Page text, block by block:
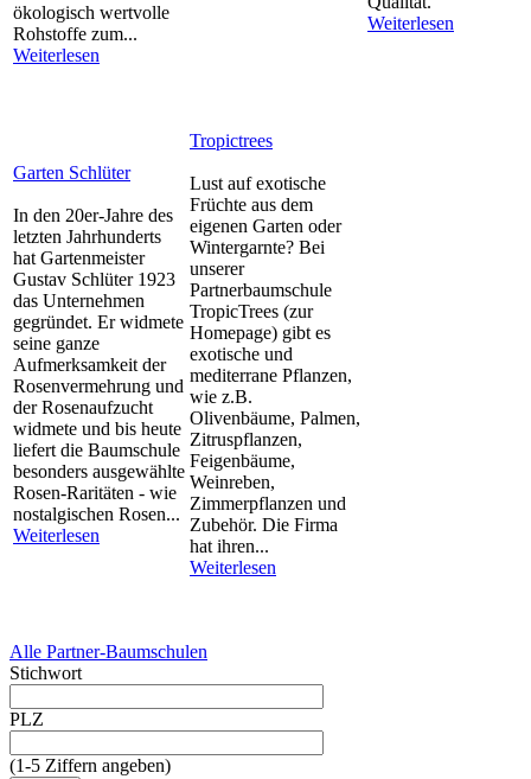
ökologisch wertvolle
Rohstoffe zum...
Weiterlesen
Weiterlesen
Garten Schlüter
In den 20er-Jahre des
letzten Jahrhunderts
hat Gartenmeister
Gustav Schlüter 1923
das Unternehmen
gegründet. Er widmete
seine ganze
Aufmerksamkeit der
Rosenvermehrung und
der Rosenaufzucht
widmete und bis heute
liefert die Baumschule
besonders ausgewählte
Rosen-Raritäten - wie
nostalgischen Rosen...
Weiterlesen
Tropictrees
Lust auf exotische
Früchte aus dem
eigenen Garten oder
Wintergarnte? Bei
unserer
Partnerbaumschule
TropicTrees (zur
Homepage) gibt es
exotische und
mediterrane Pflanzen,
wie z.B.
Olivenbäume, Palmen,
Zitruspflanzen,
Feigenbäume,
Weinreben,
Zimmerpflanzen und
Zubehör. Die Firma
hat ihren...
Weiterlesen
Alle Partner-Baumschulen
Stichwort
PLZ
(1-5 Ziffern angeben)